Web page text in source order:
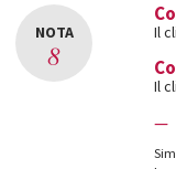
NOTA
8
Il
Il
—